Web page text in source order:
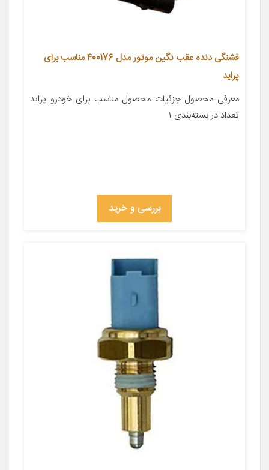
فشنگی دنده عقب نگین موتور مدل 400176 مناسب برای
پراید
معرفی محصول جزئیات محصول مناسب برای خودرو پراید
تعداد در بسته‌بندی ۱
بررسی و خرید